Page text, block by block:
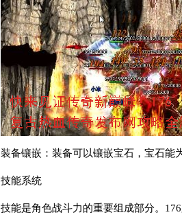
装备镶嵌：装备可以镶嵌宝石，宝石能
技能系统
技能是角色战斗力的重要组成部分。